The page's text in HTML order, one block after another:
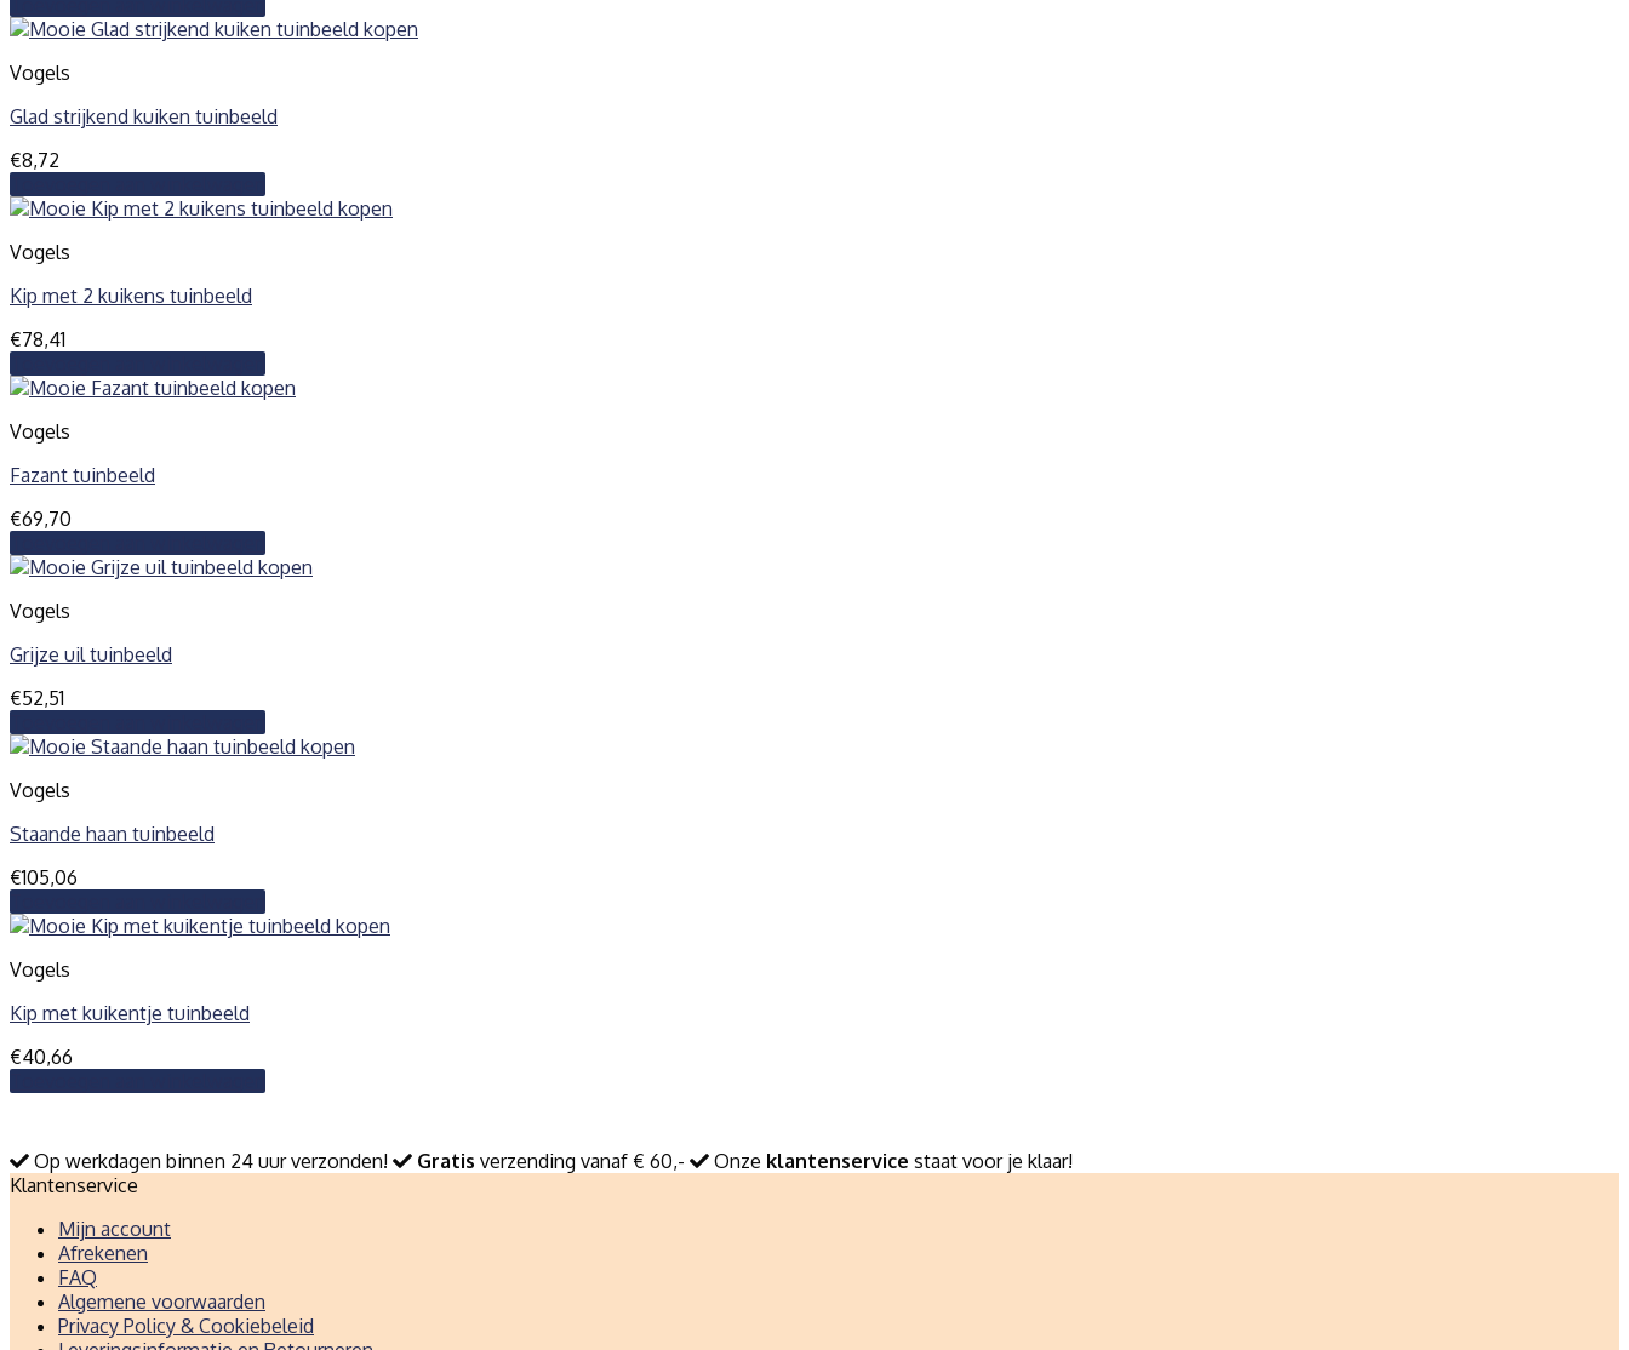
Vogels
Glad strijkend kuiken tuinbeeld
€8,72
Vogels
Kip met 2 kuikens tuinbeeld
€78,41
Vogels
Fazant tuinbeeld
€69,70
Vogels
Grijze uil tuinbeeld
€52,51
Vogels
Staande haan tuinbeeld
€105,06
Vogels
Kip met kuikentje tuinbeeld
€40,66
Op werkdagen binnen 24 uur verzonden! Gratis verzending vanaf € 60,- Onze klantenservice staat voor je klaar!
Klantenservice
Mijn account
Afrekenen
FAQ
Algemene voorwaarden
Privacy Policy & Cookiebeleid